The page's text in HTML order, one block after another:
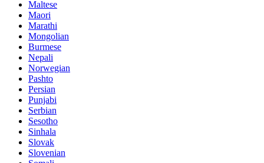
Maltese
Maori
Marathi
Mongolian
Burmese
Nepali
Norwegian
Pashto
Persian
Punjabi
Serbian
Sesotho
Sinhala
Slovak
Slovenian